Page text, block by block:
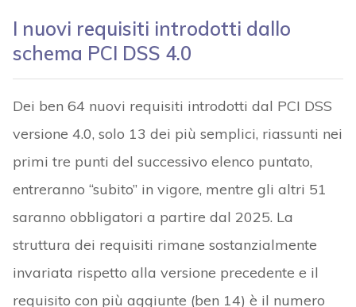
I nuovi requisiti introdotti dallo
schema PCI DSS 4.0
Dei ben 64 nuovi requisiti introdotti dal PCI DSS
versione 4.0, solo 13 dei più semplici, riassunti nei
primi tre punti del successivo elenco puntato,
entreranno “subito” in vigore, mentre gli altri 51
saranno obbligatori a partire dal 2025. La
struttura dei requisiti rimane sostanzialmente
invariata rispetto alla versione precedente e il
requisito con più aggiunte (ben 14) è il numero